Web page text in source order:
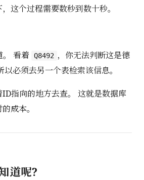
这个过程需要数秒到数十秒。
。 看着 Q8492 ，你无法判断这是德
必须去另一个表检索该信息。
指向的地方去查。 这就是数据库
成本。
道呢?